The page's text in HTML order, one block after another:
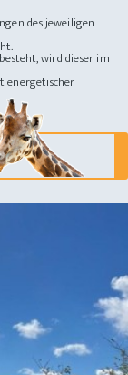
des jeweiligen
wird dieser im
energetischer